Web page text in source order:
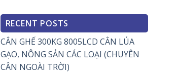
RECENT POSTS
CÂN GHẾ 300KG 8005LCD CÂN LÚA
GẠO, NÔNG SẢN CÁC LOẠI (CHUYÊN
CÂN NGOÀI TRỜI)